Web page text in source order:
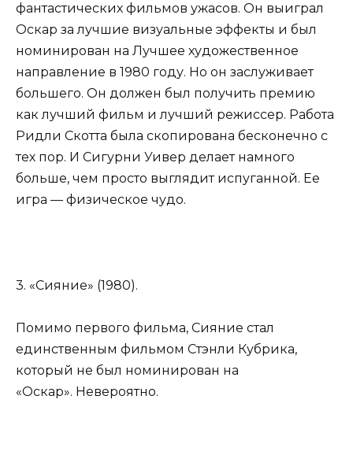
фантастических фильмов ужасов. Он выиграл
Оскар за лучшие визуальные эффекты и был
номинирован на Лучшее художественное
направление в 1980 году. Но он заслуживает
большего. Он должен был получить премию
как лучший фильм и лучший режиссер. Работа
Ридли Скотта была скопирована бесконечно с
тех пор. И Сигурни Уивер делает намного
больше, чем просто выглядит испуганной. Ее
игра — физическое чудо.
3. «Сияние» (1980).
Помимо первого фильма, Сияние стал
единственным фильмом Стэнли Кубрика,
который не был номинирован на
«Оскар». Невероятно.